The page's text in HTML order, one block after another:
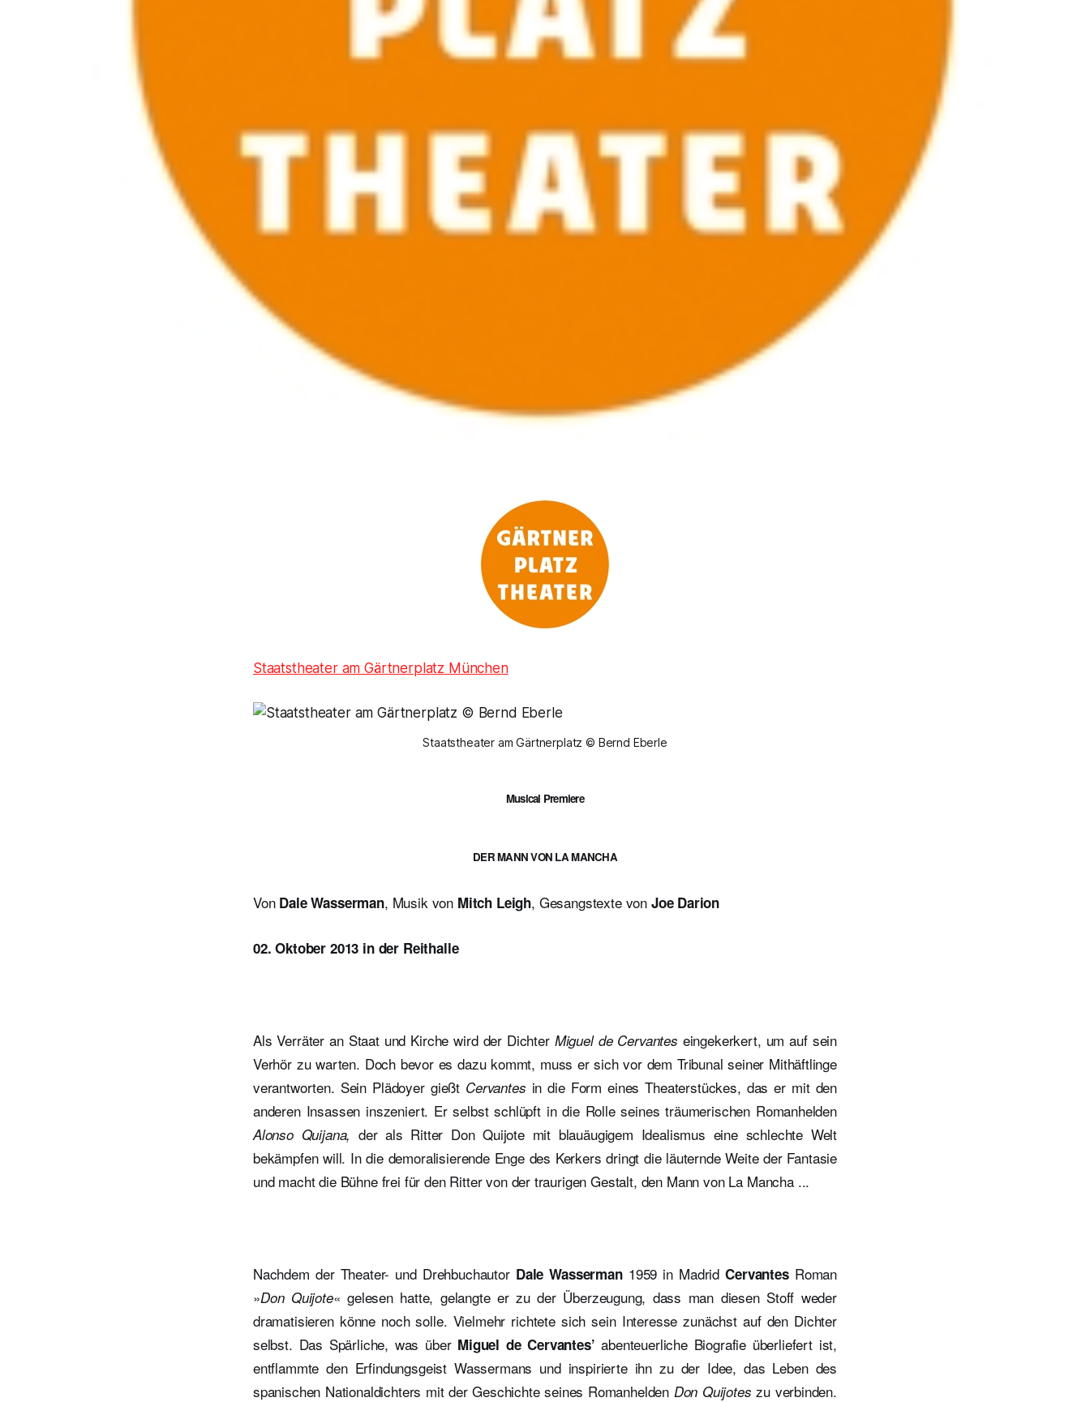
Staatstheater am Gärtnerplatz München
Staatstheater am Gärtnerplatz © Bernd Eberle
Musical Premiere
DER MANN VON LA MANCHA
Von Dale Wasserman, Musik von Mitch Leigh, Gesangstexte von Joe Darion
02. Oktober 2013 in der Reithalle
Als Verräter an Staat und Kirche wird der Dichter Miguel de Cervantes eingekerkert, um auf sein
Verhör zu warten. Doch bevor es dazu kommt, muss er sich vor dem Tribunal seiner Mithäftlinge
verantworten. Sein Plädoyer gießt Cervantes in die Form eines Theaterstückes, das er mit den
anderen Insassen inszeniert. Er selbst schlüpft in die Rolle seines träumerischen Romanhelden
Alonso Quijana, der als Ritter Don Quijote mit blauäugigem Idealismus eine schlechte Welt
bekämpfen will. In die demoralisierende Enge des Kerkers dringt die läuternde Weite der Fantasie
und macht die Bühne frei für den Ritter von der traurigen Gestalt, den Mann von La Mancha ...
Nachdem der Theater- und Drehbuchautor Dale Wasserman1959 in MadridCervantesRoman
»Don Quijote« gelesen hatte, gelangte er zu der Überzeugung, dass man diesen Stoff weder
dramatisieren könne noch solle. Vielmehr richtete sich sein Interesse zunächst auf den Dichter
selbst. Das Spärliche, was über Miguel de Cervantes’ abenteuerliche Biografie überliefert ist,
entflammte den Erfindungsgeist Wassermans und inspirierte ihn zu der Idee, das Leben des
spanischen Nationaldichters mit der Geschichte seines Romanhelden Don Quijotes zu verbinden.